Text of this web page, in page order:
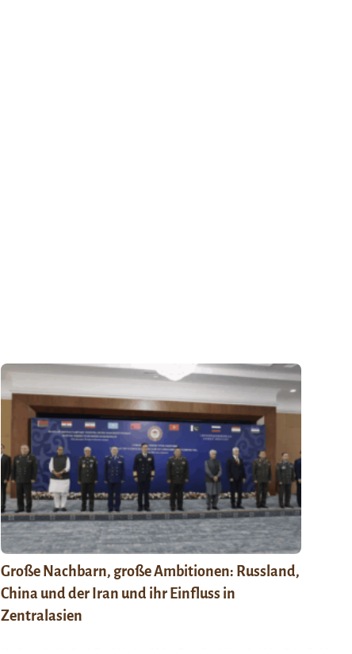
Große Nachbarn, große Ambitionen: Russland,
China und der Iran und ihr Einfluss in
Zentralasien